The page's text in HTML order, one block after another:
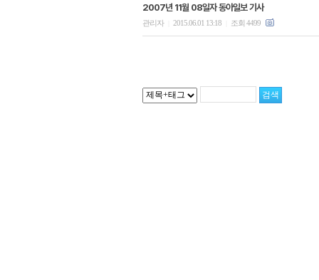
2007년 11월 08일자 동아일보 기사
관리자 2015.06.01 13:18 조회 4499